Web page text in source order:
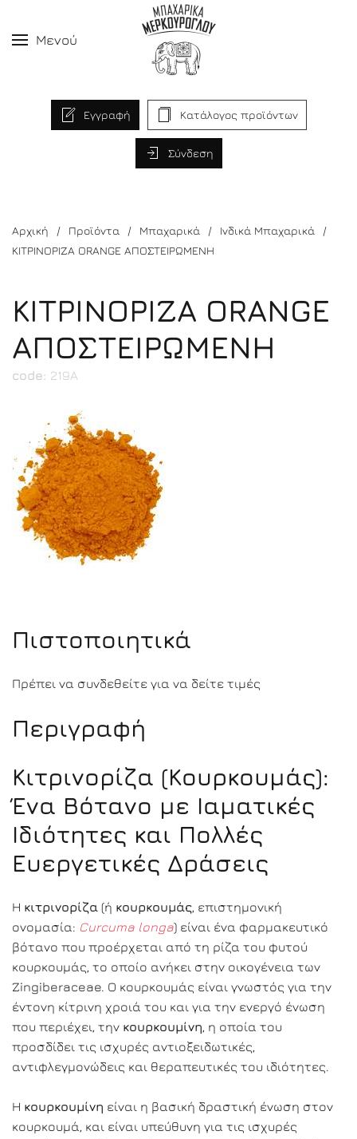
Μενού
Εγγραφή Κατάλογος προϊόντων
Σύνδεση
Αρχική Προϊόντα Μπαχαρικά
Ινδικά Μπαχαρικά
ΚΙΤΡΙΝΟΡΙΖΑ ΟRANGE ΑΠΟΣΤΕΙΡΩΜΕΝΗ
ΚΙΤΡΙΝΟΡΙΖΑ ΟRANGE
ΑΠΟΣΤΕΙΡΩΜΕΝΗ
code: 219Α
Πιστοποιητικά
Πρέπει να συνδεθείτε για να δείτε τιμές
Περιγραφή
Κιτρινορίζα (Κουρκουμάς):
Ένα Βότανο με Ιαματικές
Ιδιότητες και Πολλές
Ευεργετικές Δράσεις
Η κιτρινορίζα (ή κουρκουμάς, επιστημονική
ονομασία: Curcuma longa) είναι ένα φαρμακευτικό
βότανο που προέρχεται από τη ρίζα του φυτού
κουρκουμάς, το οποίο ανήκει στην οικογένεια των
Zingiberaceae. Ο κουρκουμάς είναι γνωστός για την
έντονη κίτρινη χροιά του και για την ενεργό ένωση
που περιέχει, την κουρκουμίνη, η οποία του
προσδίδει τις ισχυρές αντιοξειδωτικές,
αντιφλεγμονώδεις και θεραπευτικές του ιδιότητες.
Η κουρκουμίνη είναι η βασική δραστική ένωση στον
κουρκουμά, και είναι υπεύθυνη για τις ισχυρές